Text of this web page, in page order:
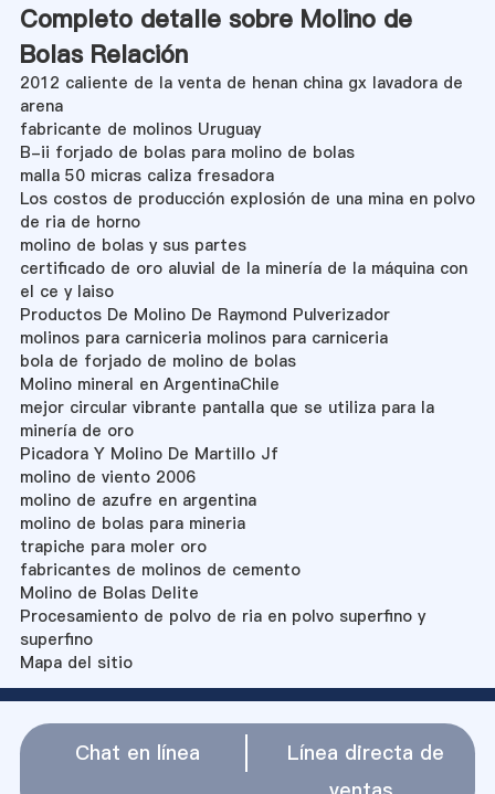
Completo detalle sobre Molino de
Bolas Relación
2012 caliente de la venta de henan china gx lavadora de
arena
fabricante de molinos Uruguay
B-ii forjado de bolas para molino de bolas
malla 50 micras caliza fresadora
Los costos de producción explosión de una mina en polvo
de ria de horno
molino de bolas y sus partes
certificado de oro aluvial de la minería de la máquina con
el ce y laiso
Productos De Molino De Raymond Pulverizador
molinos para carniceria molinos para carniceria
bola de forjado de molino de bolas
Molino mineral en ArgentinaChile
mejor circular vibrante pantalla que se utiliza para la
minería de oro
Picadora Y Molino De Martillo Jf
molino de viento 2006
molino de azufre en argentina
molino de bolas para mineria
trapiche para moler oro
fabricantes de molinos de cemento
Molino de Bolas Delite
Procesamiento de polvo de ria en polvo superfino y
superfino
Mapa del sitio
Chat en línea
Línea directa de